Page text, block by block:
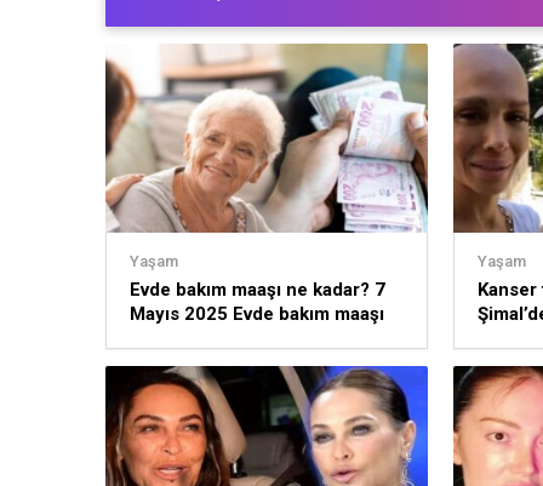
Yaşam
Evde bakım maaşı ne kadar? 7
Mayıs 2025 Evde bakım maaşı
Yaşam